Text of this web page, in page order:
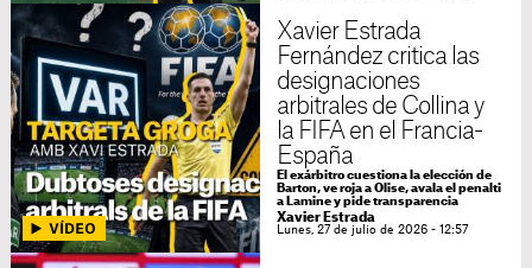
Xavier Estrada
Fernández critica las
designaciones
arbitrales de Collina y
la FIFA en el Francia-
España
El exárbitro cuestiona la elección de
Barton, ve roja a Olise, avala el penalti
a Lamine y pide transparencia
Xavier Estrada
Lunes, 27 de julio de 2026 - 12:57